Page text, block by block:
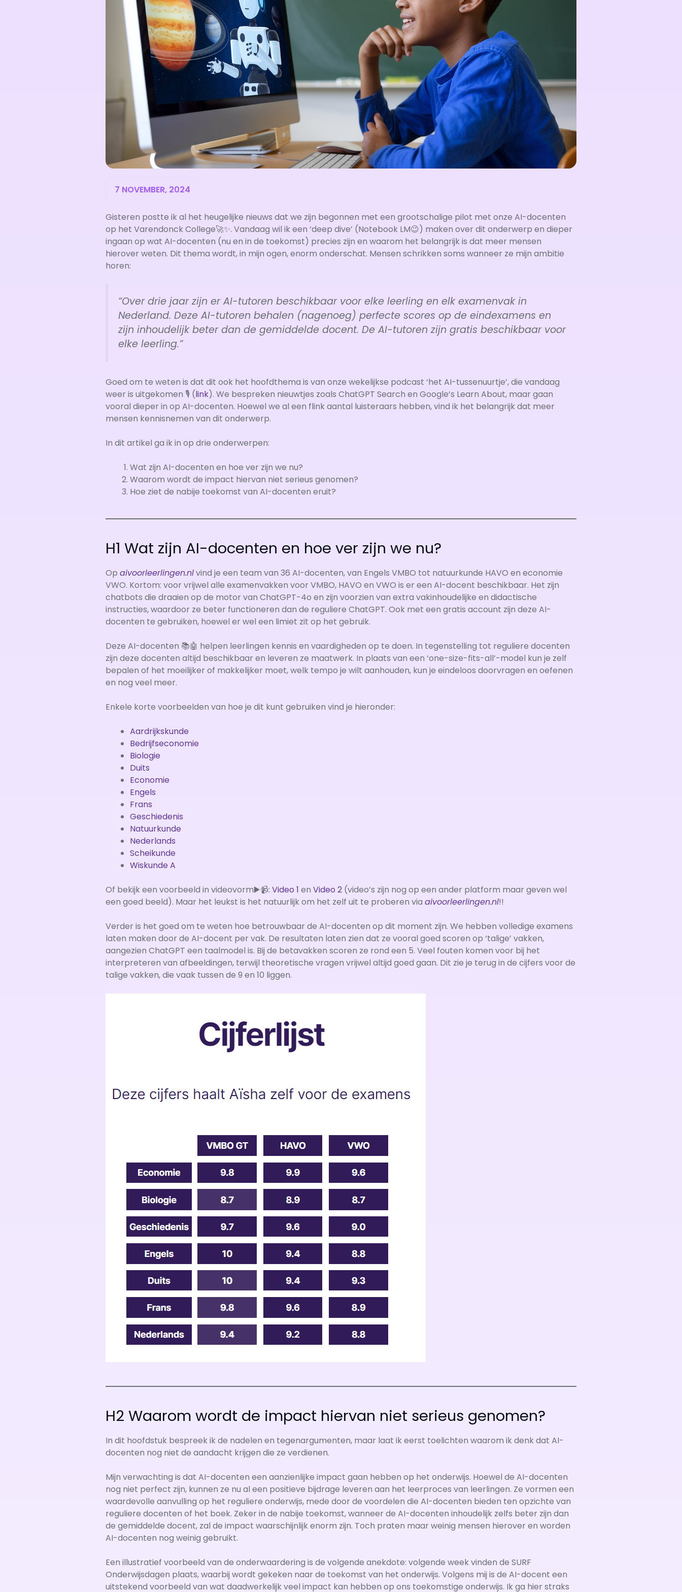
7 NOVEMBER, 2024
Gisteren postte ik al het heugelijke nieuws dat we zijn begonnen met een grootschalige pilot met onze AI-docenten
op het Varendonck College🚀✨. Vandaag wil ik een ‘deep dive’ (Notebook LM😉) maken over dit onderwerp en dieper
ingaan op wat AI-docenten (nu en in de toekomst) precies zijn en waarom het belangrijk is dat meer mensen
hierover weten. Dit thema wordt, in mijn ogen, enorm onderschat. Mensen schrikken soms wanneer ze mijn ambitie
horen:
“Over drie jaar zijn er AI-tutoren beschikbaar voor elke leerling en elk examenvak in
Nederland. Deze AI-tutoren behalen (nagenoeg) perfecte scores op de eindexamens en
zijn inhoudelijk beter dan de gemiddelde docent. De AI-tutoren zijn gratis beschikbaar voor
elke leerling.”
Goed om te weten is dat dit ook het hoofdthema is van onze wekelijkse podcast ‘het AI-tussenuurtje’, die vandaag
weer is uitgekomen 🎙️ (link). We bespreken nieuwtjes zoals ChatGPT Search en Google’s Learn About, maar gaan
vooral dieper in op AI-docenten. Hoewel we al een flink aantal luisteraars hebben, vind ik het belangrijk dat meer
mensen kennisnemen van dit onderwerp.
In dit artikel ga ik in op drie onderwerpen:
Wat zijn AI-docenten en hoe ver zijn we nu?
Waarom wordt de impact hiervan niet serieus genomen?
Hoe ziet de nabije toekomst van AI-docenten eruit?
H1 Wat zijn AI-docenten en hoe ver zijn we nu?
Op aivoorleerlingen.nlvind je een team van 36 AI-docenten, van Engels VMBO tot natuurkunde HAVO en economie
VWO. Kortom: voor vrijwel alle examenvakken voor VMBO, HAVO en VWO is er een AI-docent beschikbaar. Het zijn
chatbots die draaien op de motor van ChatGPT-4o en zijn voorzien van extra vakinhoudelijke en didactische
instructies, waardoor ze beter functioneren dan de reguliere ChatGPT. Ook met een gratis account zijn deze AI-
docenten te gebruiken, hoewel er wel een limiet zit op het gebruik.
Deze AI-docenten 📚🤖 helpen leerlingen kennis en vaardigheden op te doen. In tegenstelling tot reguliere docenten
zijn deze docenten altijd beschikbaar en leveren ze maatwerk. In plaats van een ‘one-size-fits-all’-model kun je zelf
bepalen of het moeilijker of makkelijker moet, welk tempo je wilt aanhouden, kun je eindeloos doorvragen en oefenen
en nog veel meer.
Enkele korte voorbeelden van hoe je dit kunt gebruiken vind je hieronder:
Aardrijkskunde
Bedrijfseconomie
Biologie
Duits
Economie
Engels
Frans
Geschiedenis
Natuurkunde
Nederlands
Scheikunde
Wiskunde A
Of bekijk een voorbeeld in videovorm▶️📹: Video 1 en Video 2 (video’s zijn nog op een ander platform maar geven wel
een goed beeld). Maar het leukst is het natuurlijk om het zelf uit te proberen via aivoorleerlingen.nl!!
Verder is het goed om te weten hoe betrouwbaar de AI-docenten op dit moment zijn. We hebben volledige examens
laten maken door de AI-docent per vak. De resultaten laten zien dat ze vooral goed scoren op ‘talige’ vakken,
aangezien ChatGPT een taalmodel is. Bij de betavakken scoren ze rond een 5. Veel fouten komen voor bij het
interpreteren van afbeeldingen, terwijl theoretische vragen vrijwel altijd goed gaan. Dit zie je terug in de cijfers voor de
talige vakken, die vaak tussen de 9 en 10 liggen.
H2 Waarom wordt de impact hiervan niet serieus genomen?
In dit hoofdstuk bespreek ik de nadelen en tegenargumenten, maar laat ik eerst toelichten waarom ik denk dat AI-
docenten nog niet de aandacht krijgen die ze verdienen.
Mijn verwachting is dat AI-docenten een aanzienlijke impact gaan hebben op het onderwijs. Hoewel de AI-docenten
nog niet perfect zijn, kunnen ze nu al een positieve bijdrage leveren aan het leerproces van leerlingen. Ze vormen een
waardevolle aanvulling op het reguliere onderwijs, mede door de voordelen die AI-docenten bieden ten opzichte van
reguliere docenten of het boek. Zeker in de nabije toekomst, wanneer de AI-docenten inhoudelijk zelfs beter zijn dan
de gemiddelde docent, zal de impact waarschijnlijk enorm zijn. Toch praten maar weinig mensen hierover en worden
AI-docenten nog weinig gebruikt.
Een illustratief voorbeeld van de onderwaardering is de volgende anekdote: volgende week vinden de SURF
Onderwijsdagen plaats, waarbij wordt gekeken naar de toekomst van het onderwijs. Volgens mij is de AI-docent een
uitstekend voorbeeld van wat daadwerkelijk veel impact kan hebben op ons toekomstige onderwijs. Ik ga hier straks